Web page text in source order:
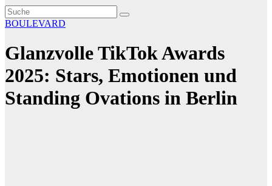
BOULEVARD
Glanzvolle TikTok Awards
2025: Stars, Emotionen und
Standing Ovations in Berlin